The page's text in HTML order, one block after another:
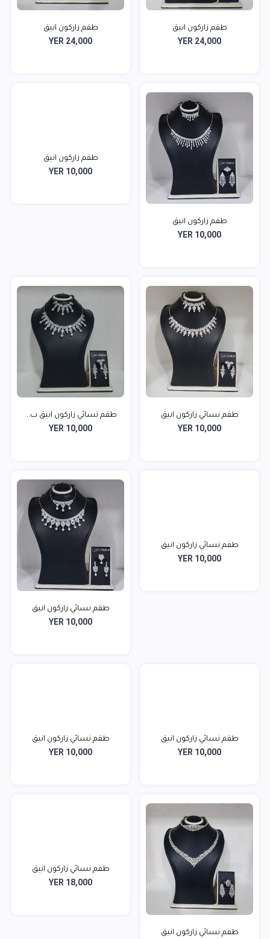
طقم زاركون انيق
YER 24,000
طقم زاركون انيق
YER 24,000
طقم زاركون انيق
YER 10,000
طقم زاركون انيق
YER 10,000
طقم نسائي زاركون انيق
YER 10,000
طقم نسائي زاركون انيق ب...
YER 10,000
طقم نسائي زاركون انيق
YER 10,000
طقم نسائي زاركون انيق
YER 10,000
طقم نسائي زاركون انيق
YER 10,000
طقم نسائي زاركون انيق
YER 10,000
طقم نسائي زاركون انيق
طقم نسائي زاركون انيق
YER 18,000